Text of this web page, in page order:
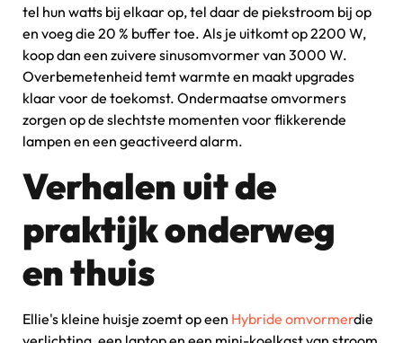
tel hun watts bij elkaar op, tel daar de piekstroom bij op
en voeg die 20 % buffer toe. Als je uitkomt op 2200 W,
koop dan een zuivere sinusomvormer van 3000 W.
Overbemetenheid temt warmte en maakt upgrades
klaar voor de toekomst. Ondermaatse omvormers
zorgen op de slechtste momenten voor flikkerende
lampen en een geactiveerd alarm.
Verhalen uit de
praktijk onderweg
en thuis
Ellie's kleine huisje zoemt op een Hybride omvormerdie